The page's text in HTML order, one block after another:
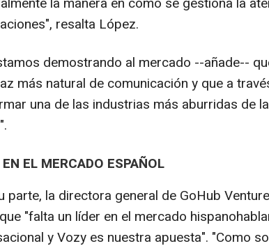
resalta López.
demostrando al mercado --añade--
más natural de comunicación y que a
una de las industrias más aburridas de
EL MERCADO ESPAÑOL
parte, la directora general de GoHub
"falta un líder en el mercado
y Vozy es nuestra apuesta". "Como